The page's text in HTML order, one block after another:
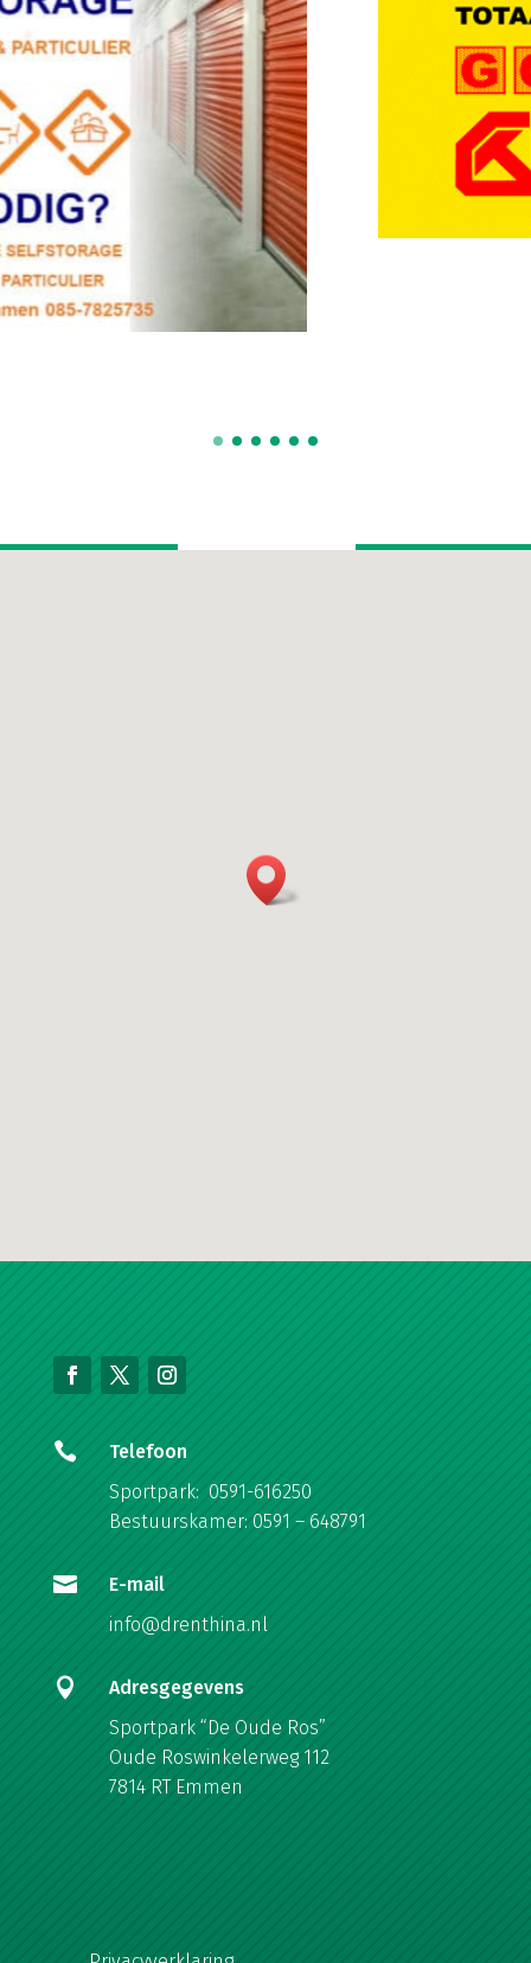

Telefoon
Sportpark: 0591-616250
Bestuurskamer: 0591 – 648791

E-mail
info@drenthina.nl

Adresgegevens
Sportpark “De Oude Ros”
Oude Roswinkelerweg 112
7814 RT Emmen